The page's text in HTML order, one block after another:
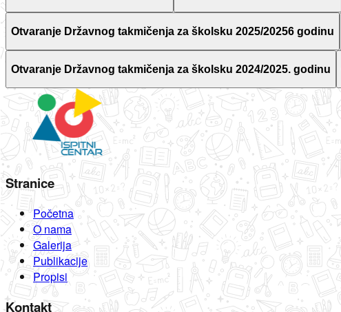
Otvaranje Državnog takmičenja za školsku 2025/20256 godinu
Otvaranje Državnog takmičenja za školsku 2024/2025. godinu
Stranice
Početna
O nama
Galerija
Publikacije
Propisi
Kontakt